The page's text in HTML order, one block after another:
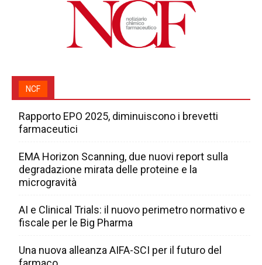
NCF
Rapporto EPO 2025, diminuiscono i brevetti
farmaceutici
EMA Horizon Scanning, due nuovi report sulla
degradazione mirata delle proteine e la
microgravità
AI e Clinical Trials: il nuovo perimetro normativo e
fiscale per le Big Pharma
Una nuova alleanza AIFA-SCI per il futuro del